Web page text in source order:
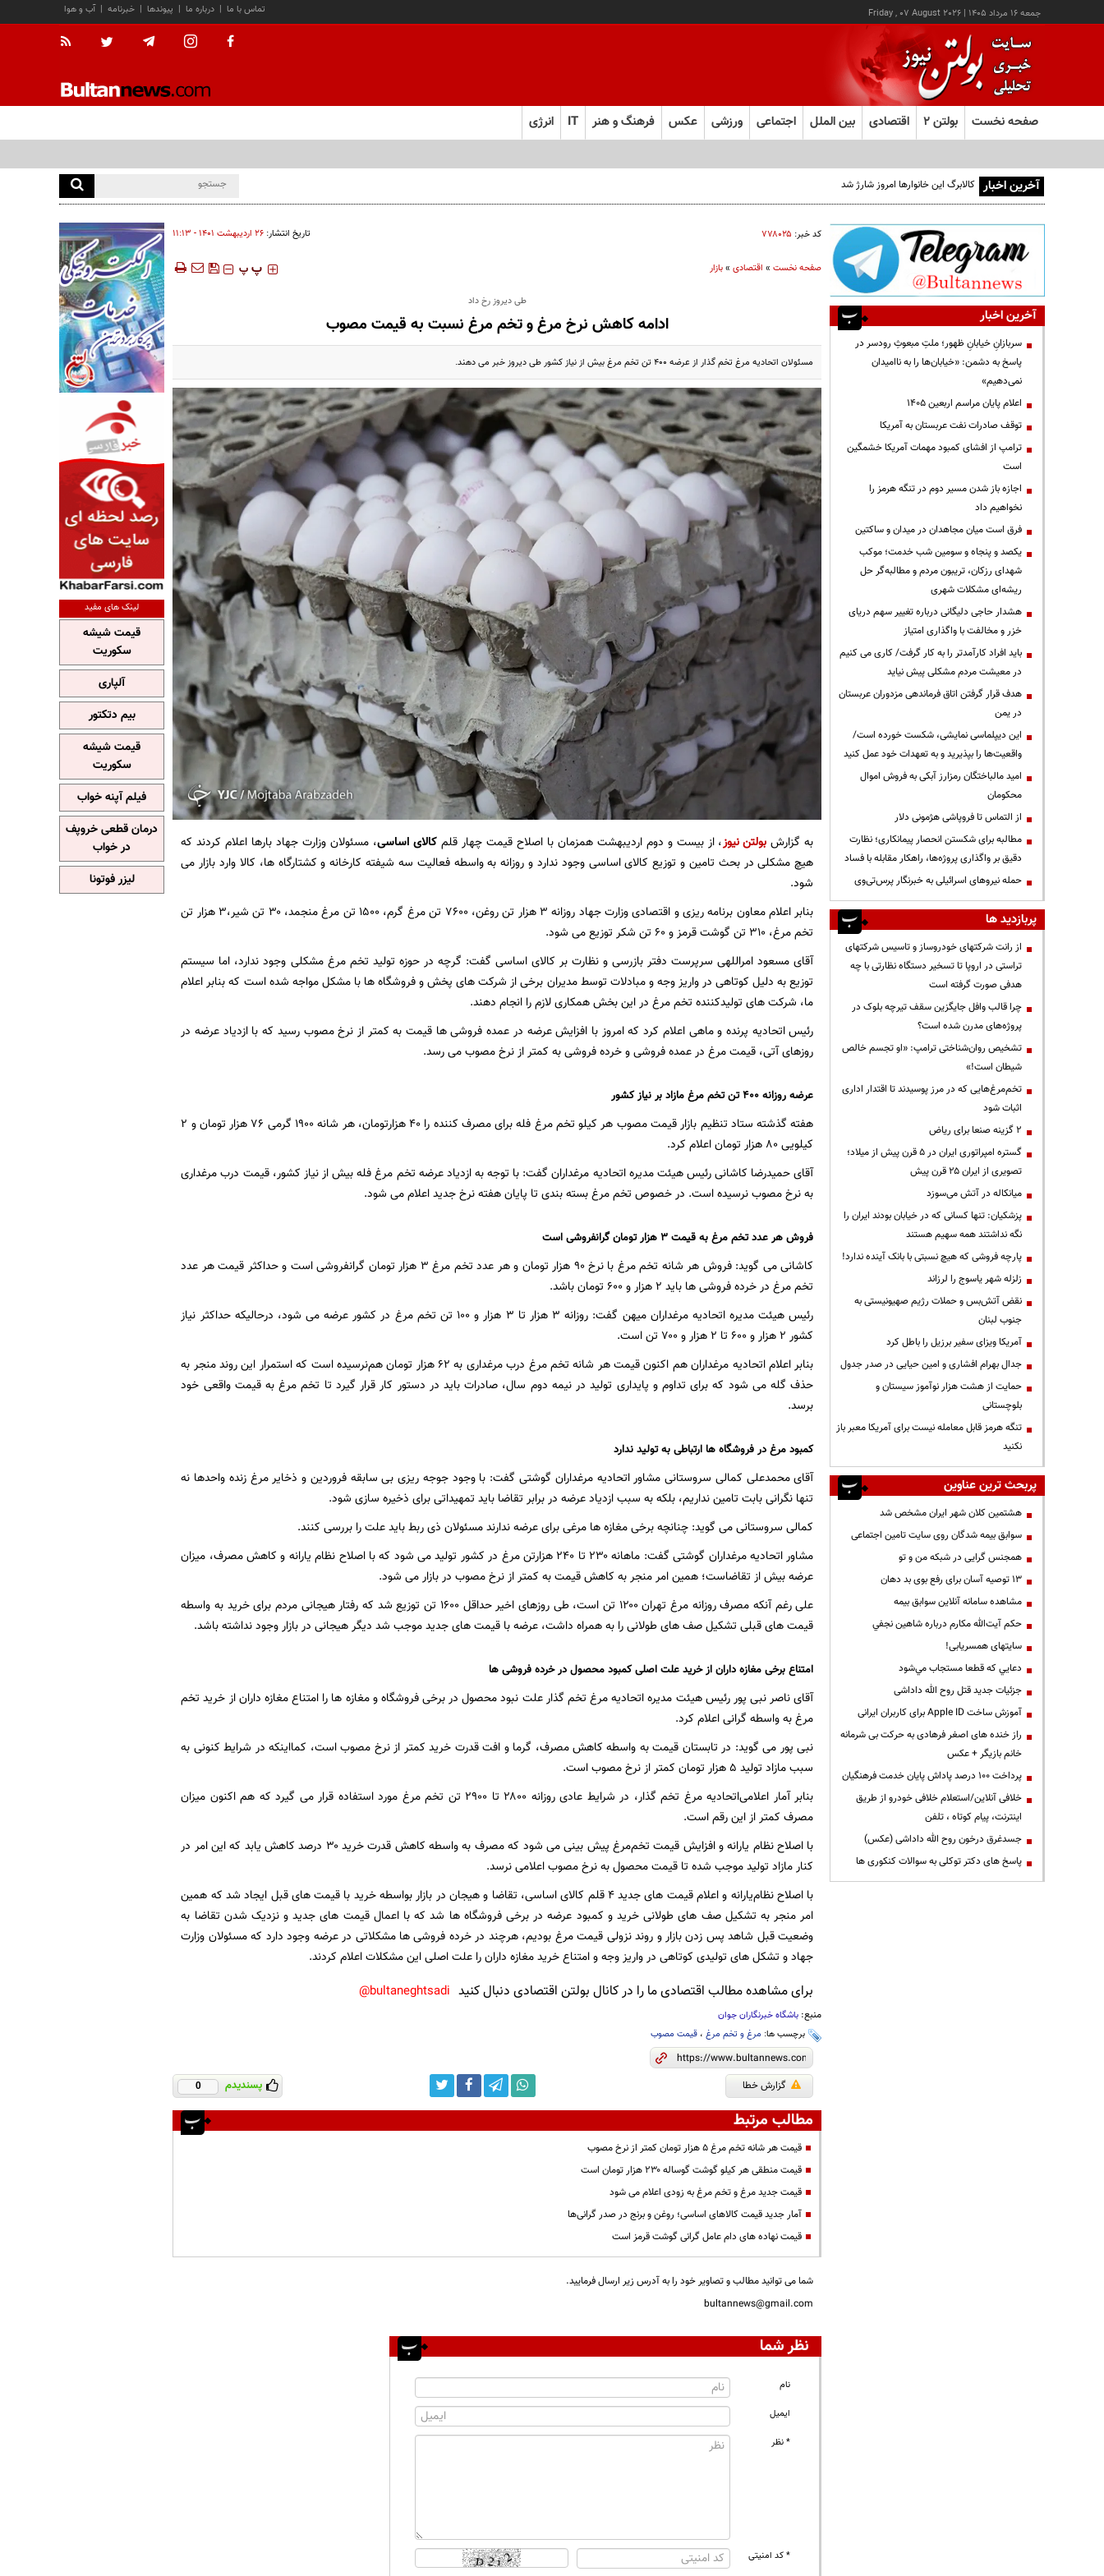
جمعه ۱۶ مرداد ۱۴۰۵ |
Friday , 07 August 2026 آب و هوا | خبرنامه | پیوندها | درباره ما | تماس با ما
صفحه نخست بولتن ۲ اقتصادی بین الملل اجتماعی ورزشی عکس فرهنگ و هنر IT انرژی
آخرین اخبار
کد خبر: ۷۷۸۰۲۵ تاریخ انتشار: ۲۶ ارديبهشت ۱۴۰۱ - ۱۱:۱۳
صفحه نخست» اقتصادی»بازار ‍‍‍ پ پ
طی دیروز رخ داد
ادامه کاهش نرخ مرغ و تخم مرغ نسبت به قیمت مصوب
مسئولان اتحادیه مرغ تخم گذار از عرضه ۴۰۰ تن تخم مرغ بیش از نیاز کشور طی دیروز خبر می دهند.
به گزارش بولتن نیوز، از بیست و دوم اردیبهشت همزمان با اصلاح قیمت چهار قلم کالای اساسی، مسئولان وزارت جهاد بارها اعلام کردند که
هیچ مشکلی در بحث تامین و توزیع کالای اساسی وجود ندارد و روزانه به واسطه فعالیت سه شیفته کارخانه و کشتارگاه ها، کالا وارد بازار می
شود.
بنابر اعلام معاون برنامه ریزی و اقتصادی وزارت جهاد روزانه ۳ هزار تن روغن، ۷۶۰۰ تن مرغ گرم، ۱۵۰۰ تن مرغ منجمد، ۳۰ تن شیر،۳ هزار تن
تخم مرغ، ۳۱۰ تن گوشت قرمز و ۶۰ تن شکر توزیع می شود.
آقای مسعود امراللهی سرپرست دفتر بازرسی و نظارت بر کالای اساسی گفت: گرچه در حوزه تولید تخم مرغ مشکلی وجود ندارد، اما سیستم
توزیع به دلیل کوتاهی در واریز وجه و مبادلات توسط مدیران برخی از شرکت های پخش و فروشگاه ها با مشکل مواجه شده است که بنابر اعلام
ما، شرکت های تولیدکننده تخم مرغ در این بخش همکاری لازم را انجام دهند.
رئیس اتحادیه پرنده و ماهی اعلام کرد که امروز با افزایش عرضه در عمده فروشی ها قیمت به کمتر از نرخ مصوب رسید که با ازدیاد عرضه در
روزهای آتی، قیمت مرغ در عمده فروشی و خرده فروشی به کمتر از نرخ مصوب می رسد.
عرضه روزانه ۴۰۰ تن تخم مرغ مازاد بر نیاز کشور
هفته گذشته ستاد تنظیم بازار قیمت مصوب هر کیلو تخم مرغ فله برای مصرف کننده را ۴۰ هزارتومان، هر شانه ۱۹۰۰ گرمی ۷۶ هزار تومان و ۲
کیلویی ۸۰ هزار تومان اعلام کرد.
آقای حمیدرضا کاشانی رئیس هیئت مدیره اتحادیه مرغداران گفت: با توجه به ازدیاد عرضه تخم مرغ فله بیش از نیاز کشور، قیمت درب مرغداری
به نرخ مصوب نرسیده است. در خصوص تخم مرغ بسته بندی تا پایان هفته نرخ جدید اعلام می شود.
فروش هر عدد تخم مرغ به قیمت ۳ هزار تومان گرانفروشی است
کاشانی می گوید: فروش هر شانه تخم مرغ با نرخ ۹۰ هزار تومان و هر عدد تخم مرغ ۳ هزار تومان گرانفروشی است و حداکثر قیمت هر عدد
تخم مرغ در خرده فروشی ها باید ۲ هزار و ۶۰۰ تومان باشد‌.
رئیس هیئت مدیره اتحادیه مرغداران میهن گفت: روزانه ۳ هزار تا ۳ هزار و ۱۰۰ تن تخم مرغ در کشور عرضه می شود، درحالیکه حداکثر نیاز
کشور ۲ هزار و ۶۰۰ تا ۲ هزار و ۷۰۰ تن است.
بنابر اعلام اتحادیه مرغداران هم اکنون قیمت هر شانه تخم مرغ درب مرغداری به ۶۲ هزار تومان هم‌نرسیده است که استمرار این روند منجر به
حذف گله می شود که برای تداوم و پایداری تولید در نیمه دوم سال، صادرات باید در دستور کار قرار گیرد تا تخم مرغ به قیمت واقعی خود
برسد.
کمبود مرغ در فروشگاه ها ارتباطی به تولید ندارد
آقای محمدعلی کمالی سروستانی مشاور اتحادیه مرغداران گوشتی گفت: با وجود جوجه ریزی بی سابقه فروردین و ذخایر مرغ زنده واحدها نه
تنها نگرانی بابت تامین نداریم، بلکه به سبب ازدیاد عرضه در برابر تقاضا باید تمهیداتی برای ذخیره سازی شود.
کمالی سروستانی می گوید: چنانچه برخی مغازه ها مرغی برای عرضه ندارند مسئولان ذی ربط باید علت را بررسی کنند.
مشاور اتحادیه مرغداران گوشتی گفت: ماهانه ۲۳۰ تا ۲۴۰ هزارتن مرغ در کشور تولید می شود که با اصلاح نظام یارانه و کاهش مصرف، میزان
عرضه بیش از تقاضاست؛ همین امر منجر به کاهش قیمت به کمتر از نرخ مصوب در بازار می شود.
علی رغم آنکه مصرف روزانه مرغ تهران ۱۲۰۰ تن است، طی روزهای اخیر حداقل ۱۶۰۰ تن توزیع شد که رفتار هیجانی مردم برای خرید به واسطه
قیمت های قبلی تشکیل صف های طولانی را به همراه داشت، عرضه با قیمت های جدید موجب شد دیگر هیجانی در بازار وجود نداشته باشد.
امتناع برخی مغازه داران از خرید علت اصلی کمبود محصول در خرده فروشی ها
آقای ناصر نبی پور رئیس هیئت مدیره اتحادیه مرغ تخم گذار علت نبود محصول در برخی فروشگاه و مغازه ها را امتناع مغازه داران از خرید تخم
مرغ به واسطه گرانی اعلام کرد.
نبی پور می گوید: در تابستان قیمت به واسطه کاهش مصرف، گرما و افت قدرت خرید کمتر از نرخ مصوب است، کمااینکه در شرایط کنونی به
سبب مازاد تولید ۵ هزار تومان کمتر از نرخ مصوب است.
بنابر آمار اعلامی‌اتحادیه مرغ تخم گذار، در شرایط عادی روزانه ۲۸۰۰ تا ۲۹۰۰ تن تخم مرغ مورد استفاده قرار می گیرد که هم اکنون میزان
مصرف کمتر از این رقم است.
با اصلاح نظام یارانه و افزایش قیمت تخم‌مرغ پیش بینی می شود که مصرف به واسطه کاهش قدرت خرید ۳۰ درصد کاهش یابد که این امر در
کنار مازاد تولید موجب شده تا قیمت محصول به نرخ مصوب اعلامی نرسد.
با اصلاح نظام‌یارانه و اعلام قیمت های جدید ۴ قلم کالای اساسی، تقاضا و هیجان در بازار بواسطه خرید با قیمت های قبل ایجاد شد که همین
امر منجر به تشکیل صف های طولانی خرید و کمبود عرضه در برخی فروشگاه ها شد که با اعمال قیمت های جدید و نزدیک شدن تقاضا به
وضعیت قبل شاهد پس زدن بازار و روند نزولی قیمت مرغ بودیم، هرچند در خرده فروشی ها مشکلاتی در عرضه وجود دارد که مسئولان وزارت
جهاد و تشکل های تولیدی کوتاهی در واریز وجه و امتناع خرید مغازه داران را علت اصلی این مشکلات اعلام کردند.
برای مشاهده مطالب اقتصادی ما را در کانال بولتن اقتصادی دنبال کنید bultaneghtsadi@
منبع: باشگاه خبرنگاران جوان
برچسب ها: مرغ و تخم مرغ، قیمت مصوب
گزارش خطا پسندیدم 0
مطالب مرتبط
قیمت هر شانه تخم مرغ ۵ هزار تومان کمتر از نرخ مصوب
قیمت منطقی هر کیلو گوشت گوساله ۲۳۰ هزار تومان است
قیمت جدید مرغ و تخم مرغ به زودی اعلام می شود
آمار جدید قیمت کالاهای اساسی؛ روغن و برنج در صدر گرانی‌ها
قیمت نهاده های دام عامل گرانی گوشت قرمز است
شما می توانید مطالب و تصاویر خود را به آدرس زیر ارسال فرمایید.
bultannews@gmail.com
نظر شما
نام
ایمیل
* نظر
* کد امنیتی
آخرین اخبار
سربازانِ خیابانِ ظهور؛ ملتِ مبعوثِ رودسر در
پاسخ به دشمن: «خیابان‌ها را به ناامیدان
نمی‌دهیم»
اعلام پایان مراسم اربعین ۱۴۰۵
توقف صادرات نفت عربستان به آمریکا
ترامپ از افشای کمبود مهمات آمریکا خشمگین
است
اجازه باز شدن مسیر دوم در تنگه هرمز را
نخواهیم داد
فرق است میان مجاهدان در میدان و ساکتین
یکصد و پنجاه و سومین شب خدمت؛ موکب
شهدای رزکان، تریبون مردم و مطالبه‌گر حل
ریشه‌ای مشکلات شهری
هشدار حاجی دلیگانی درباره تغییر سهم دریای
خزر و مخالفت با واگذاری امتیاز
باید افراد کارآمدتر را به کار گرفت/ کاری می کنیم
در معیشت مردم مشکلی پیش نیاید
هدف قرار گرفتن اتاق‌ فرماندهی مزدوران عربستان
در یمن
این دیپلماسی نمایشی، شکست خورده است/
واقعیت‌ها را بپذیرید و به تعهدات خود عمل کنید
امید مالباختگان رمزارز آبکی به فروش اموال
محکومان
از التماس تا فروپاشی هژمونی دلار
مطالبه برای شکستن انحصار پیمانکاری؛ نظارت
دقیق بر واگذاری پروژه‌ها، راهکار مقابله با فساد
حمله نیروهای اسرائیلی به خبرنگار پرس‌تی‌وی
پربازدید ها
از رانت‌ شرکتهای خودروساز و تاسیس شرکتهای
تراستی در اروپا تا تسخیر دستگاه نظارتی با چه
هدفی صورت گرفته است
چرا قالب وافل جایگزین سقف تیرچه بلوک در
پروژه‌های مدرن شده است؟
تشخیص روان‌شناختی ترامپ: «او تجسم خالص
شیطان است!»
تخم‌مرغ‌هایی که در مرز پوسیدند تا اقتدار اداری
اثبات شود
۲ گزینه صنعا برای ریاض
گستره امپراتوری ایران در ۵ قرن پیش از میلاد؛
تصویری از ایران ۲۵ قرن پیش
میانکاله در آتش می‌سوزد
پزشکیان: تنها کسانی که در خیابان بودند ایران را
نگه نداشتند همه سهیم هستند
پارچه فروشی که هیچ نسبتی با بانک آینده ندارد!
زلزله شهر یاسوج را لرزاند
نقض آتش‌بس و حملات رژیم صهیونیستی به
جنوب لبنان
آمریکا ویزای سفیر برزیل را باطل کرد
جدال بهرام افشاری و امین حیایی در صدر جدول
حمایت از هشت هزار نوآموز سیستان و
بلوچستانی
تنگه هرمز قابل معامله نیست برای آمریکا معبر باز
نکنید
پربحث ترین عناوین
هشتمین کلان شهر ایران مشخص شد
سوابق بیمه شدگان روی سایت تامین اجتماعی
همجنس گرایی در شبکه من و تو
13 توصیه آسان برای رفع بوی بد دهان
مشاهده سامانه آنلاين سوابق بیمه
حكم آيت‌الله مكارم درباره شاهين نجفي
سایتهای همسریابی!
دعايي كه قطعا مستجاب مي‌شود
جزئیات جدید قتل روح الله داداشی
آموزش ساخت Apple ID برای کاربران ایرانی
راز خنده های اصغر فرهادی به حرکت بی شرمانه
خانم بازیگر + عکس
پرداخت ۱۰۰ درصد پاداش پایان خدمت فرهنگیان
خلافی آنلاین/استعلام خلافی خودرو از طریق
اینترنت، پیام کوتاه ، تلفن
جسدغرق درخون روح الله داداشی (عکس)
پاسخ های دکتر توکلی به سوالات کنکوری ها
لینک های مفید
قیمت شیشه
سکوریت
آلپاری
بیم دتکتور
قیمت شیشه
سکوریت
فیلم آپنه خواب
درمان قطعی خروپف
در خواب
لیزر فوتونا